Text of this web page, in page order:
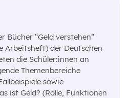
Bücher “Geld verstehen”
Arbeitsheft) der Deutschen
die Schüler:innen an
Themenbereiche
sowie
ist Geld? (Rolle, Funktionen